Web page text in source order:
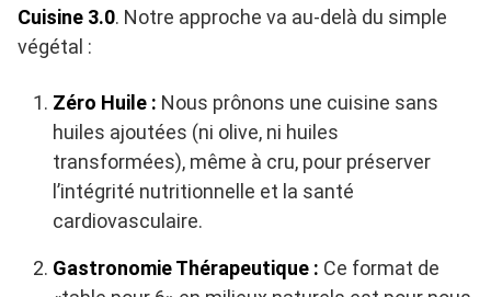
Cuisine 3.0. Notre approche va au-delà du simple
végétal :
Zéro Huile : Nous prônons une cuisine sans
huiles ajoutées (ni olive, ni huiles
transformées), même à cru, pour préserver
l’intégrité nutritionnelle et la santé
cardiovasculaire.
Gastronomie Thérapeutique : Ce format de